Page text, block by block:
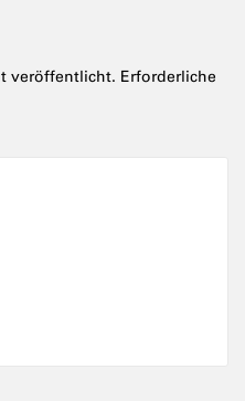
veröffentlicht. Erforderliche